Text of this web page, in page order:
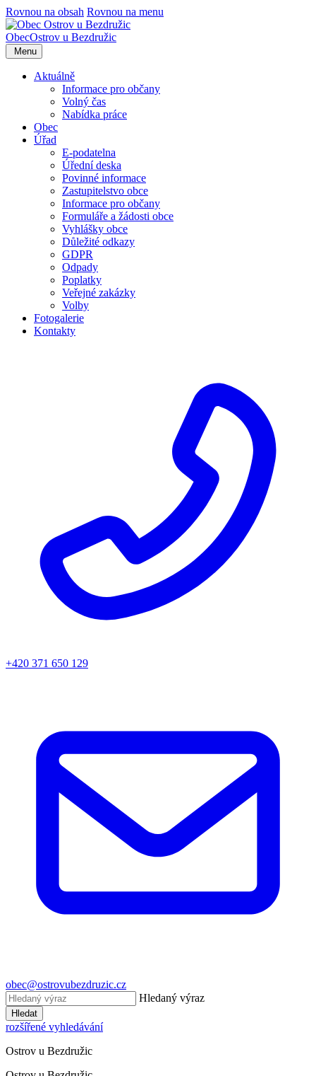
Rovnou na obsah Rovnou na menu
ObecOstrov u Bezdružic
Menu
Aktuálně
Informace pro občany
Volný čas
Nabídka práce
Obec
Úřad
E-podatelna
Úřední deska
Povinné informace
Zastupitelstvo obce
Informace pro občany
Formuláře a žádosti obce
Vyhlášky obce
Důležité odkazy
GDPR
Odpady
Poplatky
Veřejné zakázky
Volby
Fotogalerie
Kontakty
+420 371 650 129
obec@ostrovubezdruzic.cz
Hledaný výraz
Hledat
rozšířené vyhledávání
Ostrov u Bezdružic